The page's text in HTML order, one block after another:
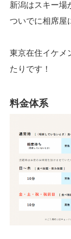
新潟はスキー場
ついでに相席屋
東京在住イケメ
たりです！
料金体系